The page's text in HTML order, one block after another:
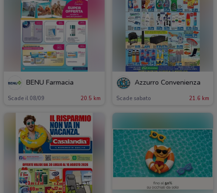
BENU Farmacia
Scade il 08/09 20.5 km
Azzurro Convenienza
Scade sabato 21.6 km